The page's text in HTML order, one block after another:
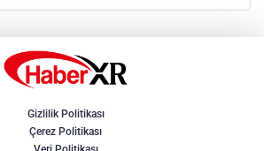
Gizlilik Politikası
Çerez Politikası